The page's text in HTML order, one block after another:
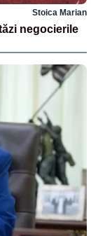
Stoica Marian
negocierile